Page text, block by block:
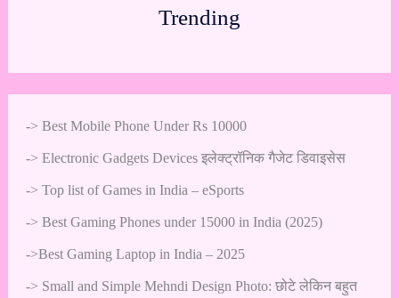
Trending
-> Best Mobile Phone Under Rs 10000
-> Electronic Gadgets Devices इलेक्ट्रॉनिक गैजेट डिवाइसेस
-> Top list of Games in India – eSports
-> Best Gaming Phones under 15000 in India (2025)
->Best Gaming Laptop in India – 2025
-> Small and Simple Mehndi Design Photo: छोटे लेकिन बहुत